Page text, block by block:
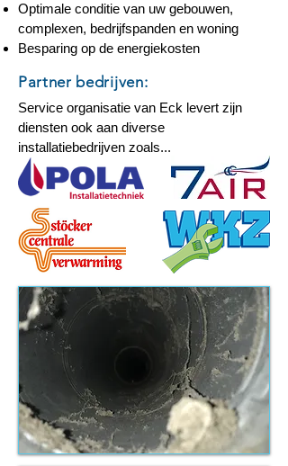
Optimale conditie van uw gebouwen,
complexen, bedrijfspanden en woning
Besparing op de energiekosten
Service organisatie van Eck levert zijn
diensten ook aan diverse
installatiebedrijven zoals...
Partner bedrijven: